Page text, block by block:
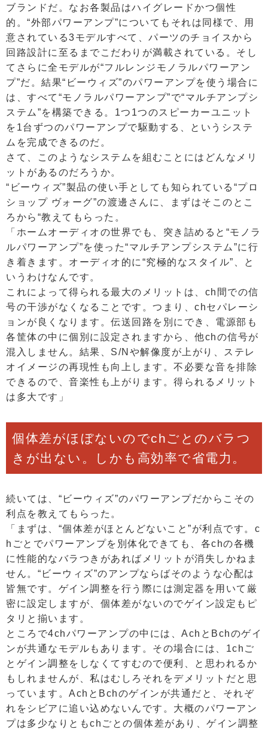
ブランドだ。なお各製品はハイグレードかつ個性
的。“外部パワーアンプ”についてもそれは同様で、用
意されている3モデルすべて、パーツのチョイスから
回路設計に至るまでこだわりが満載されている。そし
てさらに全モデルが“フルレンジモノラルパワーアン
プ”だ。結果“ビーウィズ”のパワーアンプを使う場合に
は、すべて“モノラルパワーアンプ”で“マルチアンプシ
ステム”を構築できる。1つ1つのスピーカーユニット
を1台ずつのパワーアンプで駆動する、というシステ
ムを完成できるのだ。
さて、このようなシステムを組むことにはどんなメリ
ットがあるのだろうか。
“ビーウィズ”製品の使い手としても知られている“プロ
ショップ ヴォーグ”の渡邊さんに、まずはそこのとこ
ろから“教えてもらった。
「ホームオーディオの世界でも、突き詰めると“モノラ
ルパワーアンプ”を使った“マルチアンプシステム”に行
き着きます。オーディオ的に“究極的なスタイル”、と
いうわけなんです。
これによって得られる最大のメリットは、ch間での信
号の干渉がなくなることです。つまり、chセパレーシ
ョンが良くなります。伝送回路を別にでき、電源部も
各筐体の中に個別に設定されますから、他chの信号が
混入しません。結果、S/Nや解像度が上がり、ステレ
オイメージの再現性も向上します。不必要な音を排除
できるので、音楽性も上がります。得られるメリット
は多大です」
個体差がほぼないのでchごとのバラつ
きが出ない。しかも高効率で省電力。
続いては、“ビーウィズ”のパワーアンプだからこその
利点を教えてもらった。
「まずは、“個体差がほとんどないこと”が利点です。c
hごとでパワーアンプを別体化できても、各chの各機
に性能的なバラつきがあればメリットが消失しかねま
せん。“ビーウィズ”のアンプならばそのような心配は
皆無です。ゲイン調整を行う際には測定器を用いて厳
密に設定しますが、個体差がないのでゲイン設定もピ
タリと揃います。
ところで4chパワーアンプの中には、AchとBchのゲイ
ンが共通なモデルもあります。その場合には、1chご
とゲイン調整をしなくてすむので便利、と思われるか
もしれませんが、私はむしろそれをデメリットだと思
っています。AchとBchのゲインが共通だと、それぞ
れをシビアに追い込めないんです。大概のパワーアン
プは多少なりともchごとの個体差があり、ゲイン調整